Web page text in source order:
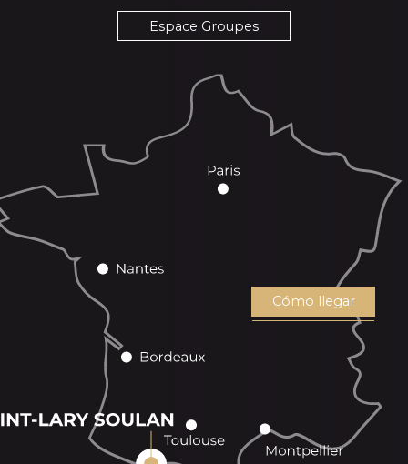
Espace Groupes
Cómo llegar